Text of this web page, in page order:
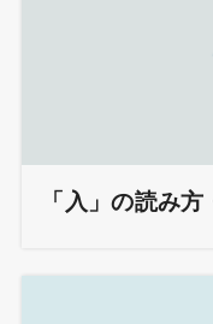
「入」の読み